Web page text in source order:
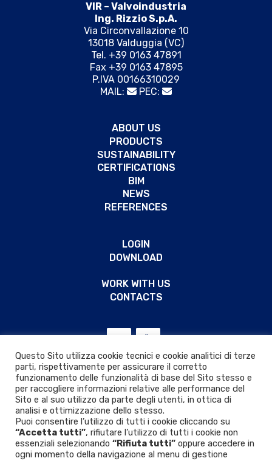
VIR – Valvoindustria
Ing. Rizzio S.p.A.
Via Circonvallazione 10
13018 Valduggia (VC)
Tel. +39 0163 47891
Fax +39 0163 47895
P.IVA 00166310029
MAIL:
PEC:
ABOUT US
PRODUCTS
SUSTAINABILITY
CERTIFICATIONS
BIM
NEWS
REFERENCES
LOGIN
DOWNLOAD
WORK WITH US
CONTACTS
Questo Sito utilizza cookie tecnici e cookie analitici di terze
parti, rispettivamente per assicurare il corretto
funzionamento delle funzionalità di base del Sito stesso e
per raccogliere informazioni relative alle performance del
Sito e al suo utilizzo da parte degli utenti, in ottica di
analisi e ottimizzazione dello stesso.
Puoi consentire l’utilizzo di tutti i cookie cliccando su
“Accetta tutti”, rifiutare l’utilizzo di tutti i cookie non
essenziali selezionando “Rifiuta tutti” oppure accedere in
ogni momento della navigazione al menu di gestione